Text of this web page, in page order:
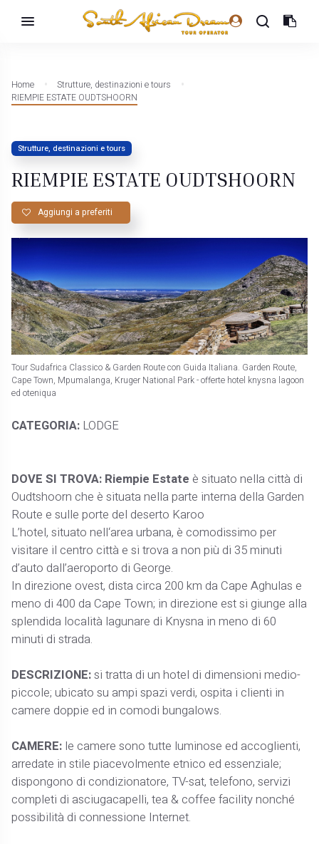
Home
Strutture, destinazioni e tours
RIEMPIE ESTATE OUDTSHOORN
Strutture, destinazioni e tours
RIEMPIE ESTATE OUDTSHOORN
Aggiungi a preferiti
Tour Sudafrica Classico & Garden Route con Guida Italiana. Garden Route,
Cape Town, Mpumalanga, Kruger National Park - offerte hotel knysna lagoon
ed oteniqua
CATEGORIA: LODGE
DOVE SI TROVA: Riempie Estate è situato nella città di
Oudtshoorn che è situata nella parte interna della Garden
Route e sulle porte del deserto Karoo
L’hotel, situato nell‘area urbana, è comodissimo per
visitare il centro città e si trova a non più di 35 minuti
d’auto dall’aeroporto di George.
In direzione ovest, dista circa 200 km da Cape Aghulas e
meno di 400 da Cape Town; in direzione est si giunge alla
splendida località lagunare di Knysna in meno di 60
minuti di strada.
DESCRIZIONE:si tratta di un hotel di dimensioni medio-
piccole; ubicato su ampi spazi verdi, ospita i clienti in
camere doppie ed in comodi bungalows.
CAMERE: le camere sono tutte luminose ed accoglienti,
arredate in stile piacevolmente etnico ed essenziale;
dispongono di condizionatore, TV-sat, telefono, servizi
completi di asciugacapelli, tea & coffee facility nonché
possibilità di connessione Internet.